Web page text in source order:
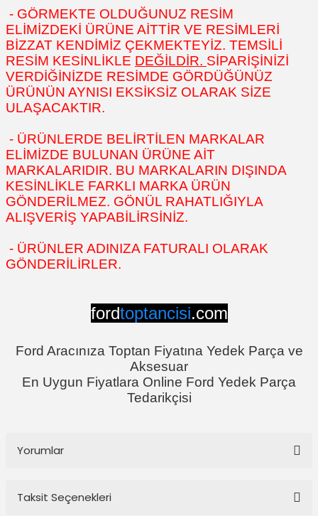
- GÖRMEKTE OLDUĞUNUZ RESİM
ELİMİZDEKİ ÜRÜNE AİTTİR VE RESİMLERİ
BİZZAT KENDİMİZ ÇEKMEKTEYİZ. TEMSİLİ
RESİM KESİNLİKLE DEĞİLDİR. SİPARİŞİNİZİ
VERDİĞİNİZDE RESİMDE GÖRDÜĞÜNÜZ
ÜRÜNÜN AYNISI EKSİKSİZ OLARAK SİZE
ULAŞACAKTIR.
- ÜRÜNLERDE BELİRTİLEN MARKALAR
ELİMİZDE BULUNAN ÜRÜNE AİT
MARKALARIDIR. BU MARKALARIN DIŞINDA
KESİNLİKLE FARKLI MARKA ÜRÜN
GÖNDERİLMEZ. GÖNÜL RAHATLIĞIYLA
ALIŞVERİŞ YAPABİLİRSİNİZ.
- ÜRÜNLER ADINIZA FATURALI OLARAK
GÖNDERİLİRLER.
fordtoptancisi.com
Ford Aracınıza Toptan Fiyatına Yedek Parça ve
Aksesuar
En Uygun Fiyatlara Online Ford Yedek Parça
Tedarikçisi
Yorumlar
Taksit Seçenekleri